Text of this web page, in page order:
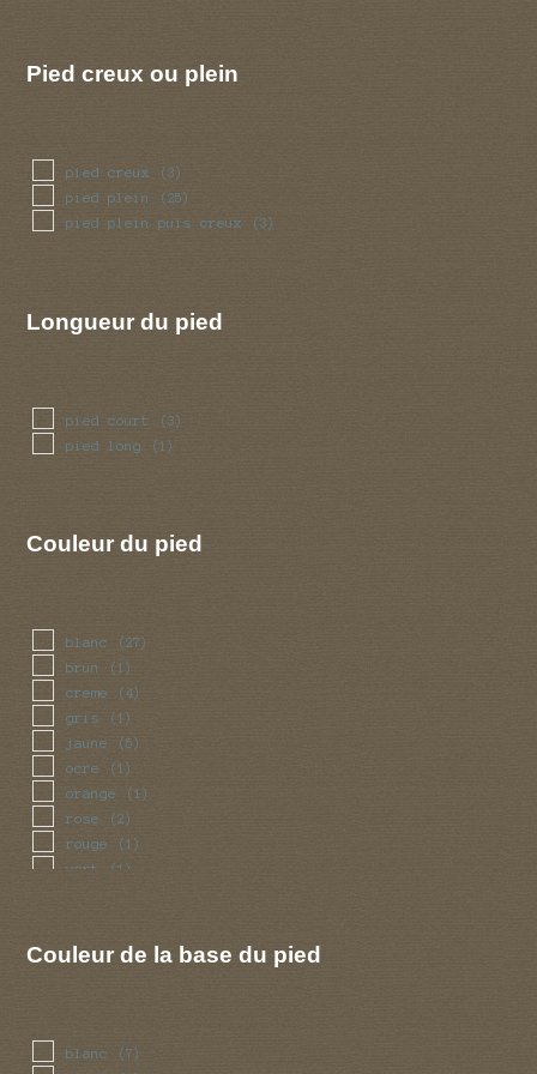
Pied creux ou plein
pied creux (3)
pied plein (25)
pied plein puis creux (3)
Longueur du pied
pied court (3)
pied long (1)
Couleur du pied
blanc (27)
brun (1)
creme (4)
gris (1)
jaune (5)
ocre (1)
orange (1)
rose (2)
rouge (1)
vert (1)
Couleur de la base du pied
blanc (7)